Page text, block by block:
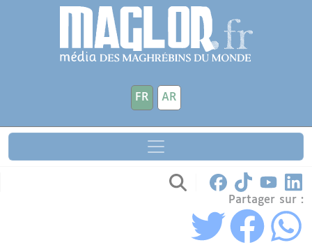
Aller au contenu principal
FR AR
Partager sur :
Panneau de gestion des cookies